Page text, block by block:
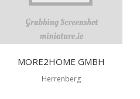
MORE2HOME GMBH
Herrenberg